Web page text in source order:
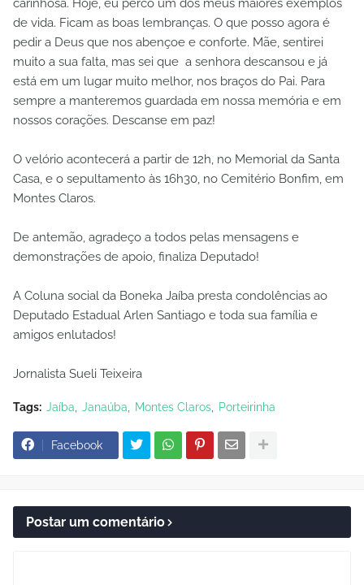
carinhosa. Hoje, eu perco um dos meus maiores exemplos
de vida. Ficam as boas lembranças. O que posso agora é
pedir a Deus que nos abençoe e conforte. Mãe, sentirei
muito a sua falta, mas sei que a senhora descansou e já
está em um lugar muito melhor, nos braços do Pai. Para
sempre a manteremos guardada em nossa memória e em
nossos corações. Descanse em paz!
O velório acontecerá a partir de 12h, no Memorial da Santa
Casa, e o sepultamento às 16h30, no Cemitério Bonfim, em
Montes Claros.
De antemão, agradeço a todos pelas mensagens e
demonstrações de apoio, finaliza Deputado!
A Coluna social da Boneka Jaíba presta condolências ao
Deputado Estadual Arlen Santiago e toda sua família e
amigos enlutados!
Jornalista Sueli Teixeira
Tags: Jaíba Janaúba Montes Claros Porteirinha
Facebook
Postar um comentário